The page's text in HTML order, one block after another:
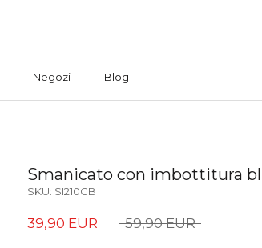
Negozi
Blog
Smanicato con imbottitura
SKU: SI210GB
39,90 EUR 59,90 EUR